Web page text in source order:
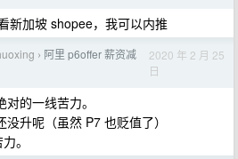
新加坡 shopee，我可以内推
› 阿里 p6offer 薪资减
2020 年 2 月 25
日
的一线苦力。
升呢（虽然 P7 也贬值了）
。